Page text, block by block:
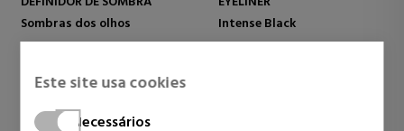
Este site usa cookies
Necessários
Sombras dos olhos
37,52 €
Preço habitual 39,50 €
Intense Black
16,81 €